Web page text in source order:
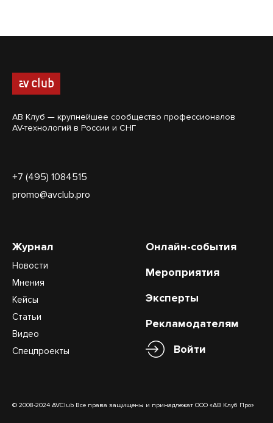
АВ Клуб — крупнейшее сообщество профессионалов
AV-технологий в России и СНГ
+7 (495) 1084515
promo@avclub.pro
Журнал
Новости
Мнения
Кейсы
Статьи
Видео
Спецпроекты
Онлайн-события
Мероприятия
Эксперты
Рекламодателям
Войти
© 2008-2024 AVClub Все права защищены и принадлежат ООО «АВ Клуб Про»